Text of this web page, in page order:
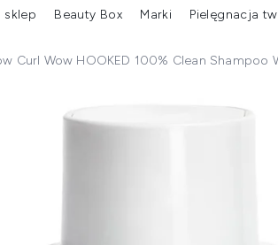
sklep Beauty Box
Wejdź
Marki Pielęgnacja
Curl Wow HOOKED 100% Clean
Wow Curl Wow HOOKED 100%